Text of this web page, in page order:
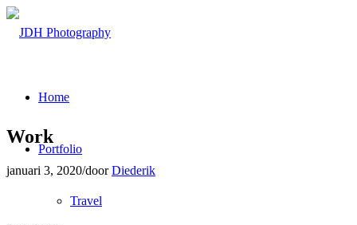
Home
Portfolio
Travel
Work
januari 3, 2020/doorDiederik